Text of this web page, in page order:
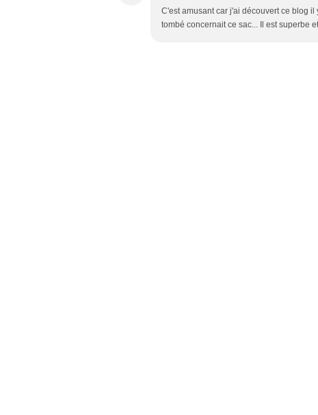
C'est amusant car j'ai découvert ce blog
tombé concernait ce sac... Il est superbe